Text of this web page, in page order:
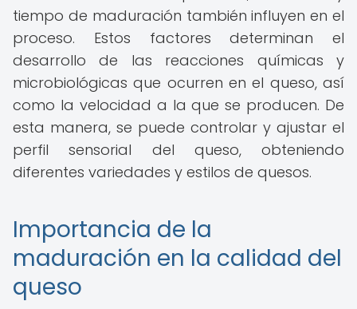
tiempo de maduración también influyen en el
proceso. Estos factores determinan el
desarrollo de las reacciones químicas y
microbiológicas que ocurren en el queso, así
como la velocidad a la que se producen. De
esta manera, se puede controlar y ajustar el
perfil sensorial del queso, obteniendo
diferentes variedades y estilos de quesos.
Importancia de la
maduración en la calidad del
queso